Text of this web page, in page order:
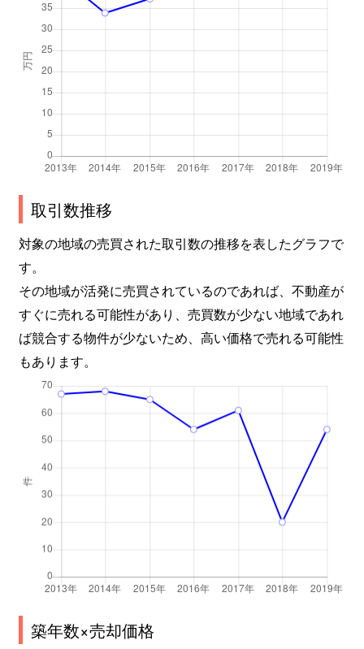
取引数推移
対象の地域の売買された取引数の推移を表したグラフで
す。
その地域が活発に売買されているのであれば、不動産が
すぐに売れる可能性があり、売買数が少ない地域であれ
ば競合する物件が少ないため、高い価格で売れる可能性
もあります。
築年数×売却価格